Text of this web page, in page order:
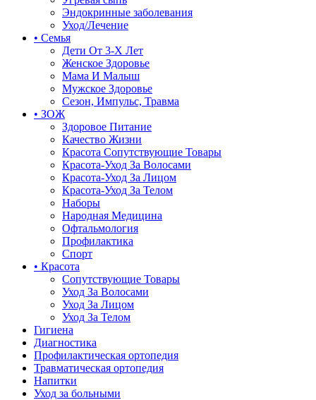
Эндокринные заболевания
Уход/Лечение
• Семья
Дети От 3-Х Лет
Женское Здоровье
Мама И Малыш
Мужское Здоровье
Сезон, Импульс, Травма
• ЗОЖ
Здоровое Питание
Качество Жизни
Красота Сопутствующие Товары
Красота-Уход За Волосами
Красота-Уход За Лицом
Красота-Уход За Телом
Наборы
Народная Медицина
Офтальмология
Профилактика
Спорт
• Красота
Сопутствующие Товары
Уход За Волосами
Уход За Лицом
Уход За Телом
Гигиена
Диагностика
Профилактическая ортопедия
Травматическая ортопедия
Напитки
Уход за больными